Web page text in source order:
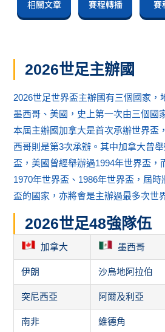
相關文章 賽程轉播 賽
2026世足主辦國
2026世足世界盃主辦國有三個國家，
墨西哥、美國，史上第一次由三個國
本屆主辦國加拿大是首次承辦世界盃
西哥則是第3次承辦。其中加拿大曾
盃，美國曾經舉辦過1994年世界盃，
1970年世界盃、1986年世界盃，屆
盃的國家，亦將會是主辦過最多次世
2026世足48強隊伍
加拿大 墨西哥
伊朗 沙烏地阿拉伯
突尼西亞 阿爾及利亞
南非 維德角